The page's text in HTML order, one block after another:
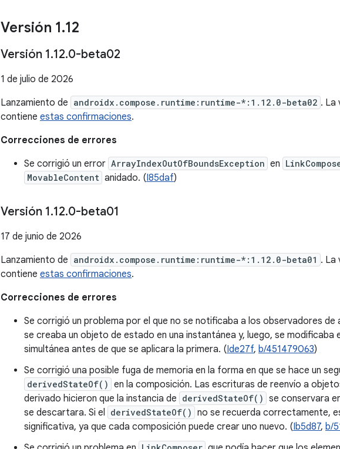
Versión 1.12
Versión 1.12.0-beta02
1 de julio de 2026
Lanzamiento de androidx.compose.runtime:runtime-*:1.12.0-beta02 . La
contiene estas confirmaciones.
Correcciones de errores
Se corrigió un error ArrayIndexOutOfBoundsException en
MovableContent anidado. (I85daf)
Versión 1.12.0-beta01
17 de junio de 2026
Lanzamiento de androidx.compose.runtime:runtime-*:1.12.0-beta01 . La
contiene estas confirmaciones.
Correcciones de errores
Se corrigió un problema por el que no se notificaba a los observadores de
se creaba un objeto de estado en una instantánea y, luego, se modificaba
simultánea antes de que se aplicara la primera. (Ide27f, b/451479063)
Se corrigió una posible fuga de memoria en la forma en que se hace un
derivedStateOf() en la composición. Las escrituras de reenvío a
derivado hicieron que la instancia de derivedStateOf() se conservara
se descartara. Si el derivedStateOf() no se recuerda correctamente,
significativa, ya que cada composición puede crear uno nuevo. (Ib5d87, b/